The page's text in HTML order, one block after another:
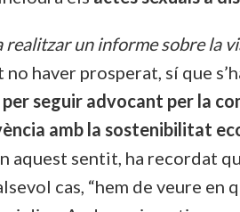
un informe sobre la
haver prosperat, sí que
seguir advocant per la
amb la sostenibilitat
aquest sentit, ha recordat
cas, “hem de veure